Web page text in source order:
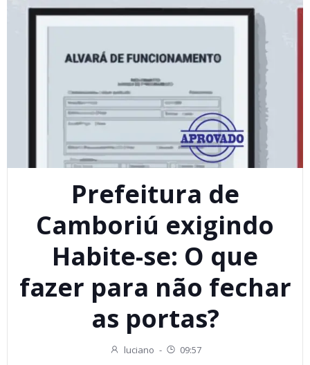
Prefeitura de
Camboriú exigindo
Habite-se: O que
fazer para não fechar
as portas?
luciano - 09:57